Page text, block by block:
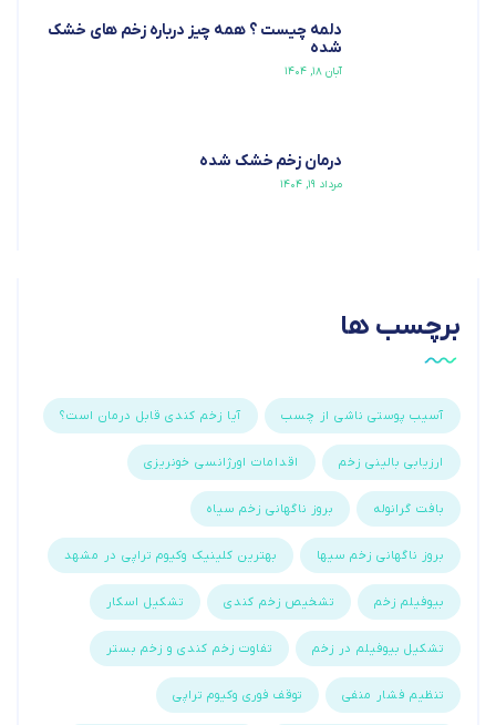
دلمه چیست ؟ همه چیز درباره زخم های خشک
شده
آبان ۱۸, ۱۴۰۴
درمان زخم خشک شده
مرداد ۱۹, ۱۴۰۴
برچسب ها
آسیب پوستی ناشی از چسب آیا زخم کندی قابل درمان است؟
ارزیابی بالینی زخم اقدامات اورژانسی خونریزی
بافت گرانوله بروز ناگهانی زخم سیاه
بروز ناگهانی زخم سیها بهترین کلینیک وکیوم تراپی در مشهد
بیوفیلم زخم تشخیص زخم کندی تشکیل اسکار
تشکیل بیوفیلم در زخم تفاوت زخم کندی و زخم بستر
تنظیم فشار منفی توقف فوری وکیوم تراپی